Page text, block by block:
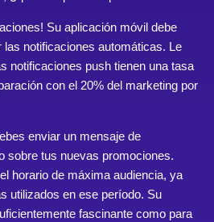
Su aplicación móvil debe
las notificaciones automáticas. Le
notificaciones push tienen una tasa
con el 20% del marketing por
enviar un mensaje de
sobre tus nuevas promociones.
horario de máxima audiencia, ya
utilizados en ese período. Su
fascinante como para